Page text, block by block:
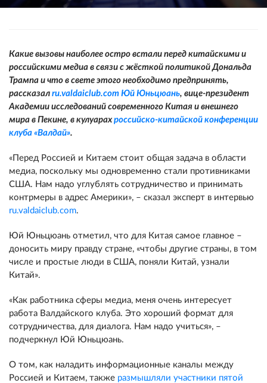
Какие вызовы наиболее остро встали перед китайскими и
российскими медиа в связи с жёсткой политикой Дональда
Трампа и что в свете этого необходимо предпринять,
рассказал ru.valdaiclub.com Юй Юньцюань, вице-президент
Академии исследований современного Китая и внешнего
мира в Пекине, в кулуарахроссийско-китайской конференции
клуба «Валдай».
«Перед Россией и Китаем стоит общая задача в области
медиа, поскольку мы одновременно стали противниками
США. Нам надо углублять сотрудничество и принимать
контрмеры в адрес Америки», – сказал эксперт в интервью
ru.valdaiclub.com.
Юй Юньцюань отметил, что для Китая самое главное –
доносить миру правду стране, «чтобы другие страны, в том
числе и простые люди в США, поняли Китай, узнали
Китай».
«Как работника сферы медиа, меня очень интересует
работа Валдайского клуба. Это хороший формат для
сотрудничества, для диалога. Нам надо учиться», –
подчеркнул Юй Юньцюань.
О том, как наладить информационные каналы между
Россией и Китаем, также размышляли участники пятой